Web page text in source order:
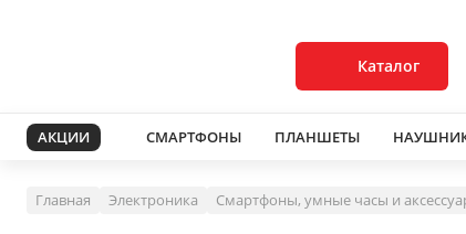
Каталог
АКЦИИ СМАРТФОНЫ ПЛАНШЕТЫ
Главная Электроника Смартфоны, умные часы и